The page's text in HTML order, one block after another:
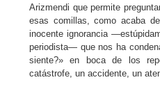
Arizmendi que permite
esas comillas, como acaba
inocente ignorancia
periodista— que nos ha
siente?» en boca de los
catástrofe, un accidente, un